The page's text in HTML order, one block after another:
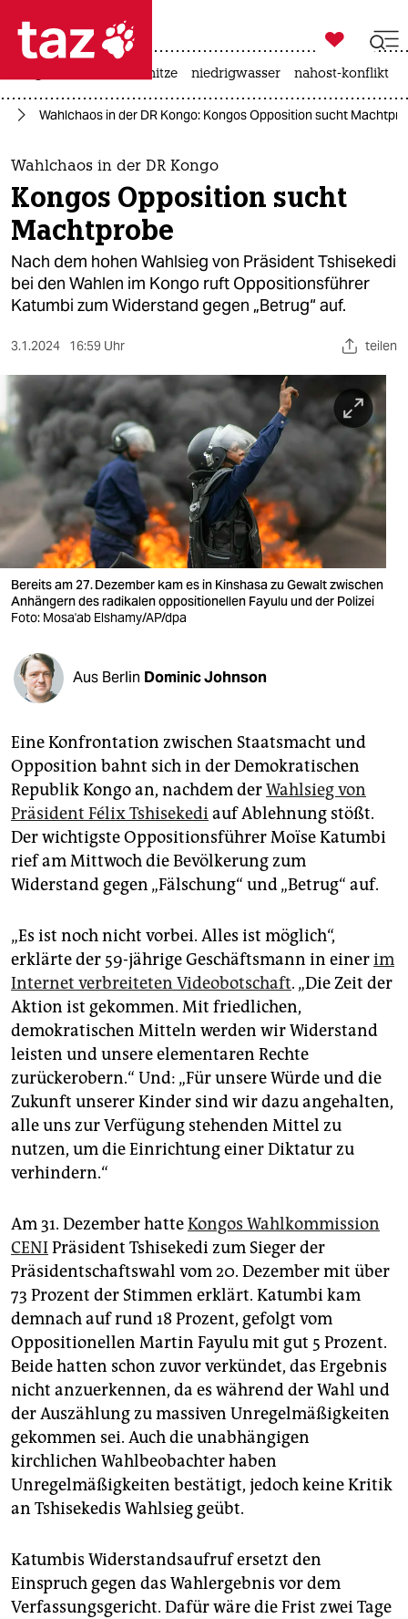
 taz zahl ich
taz zahl ich
themen
politik
öko
gesellschaft
sport
berlin
nord
wahrheit
verlag
verlag
veranstaltungen
fragen & hilfe
abo
genossenschaft
epaper login

taz zahl ich
hitze niedrigwasser nahost-konflikt
Wahlchaos in der DR Kongo: Kongos Opposition sucht
Wahlchaos in der DR Kongo
Kongos Opposition sucht
Machtprobe
Nach dem hohen Wahlsieg von Präsident Tshisekedi
bei den Wahlen im Kongo ruft Oppositionsführer
Katumbi zum Widerstand gegen „Betrug“ auf.
3.1.2024 16:59 Uhr teilen
Bereits am 27. Dezember kam es in Kinshasa zu Gewalt zwischen
Anhängern des radikalen oppositionellen Fayulu und der Polizei
Foto: Mosa'ab Elshamy/AP/dpa
Aus Berlin Dominic Johnson
Eine Konfrontation zwischen Staatsmacht und
Opposition bahnt sich in der Demokratischen
Republik Kongo an, nachdem derWahlsieg von
Präsident Félix Tshisekediauf Ablehnung stößt.
Der wichtigste Oppositionsführer Moïse Katumbi
rief am Mittwoch die Bevölkerung zum
Widerstand gegen „Fälschung“ und „Betrug“ auf.
„Es ist noch nicht vorbei. Alles ist möglich“,
erklärte der 59-jährige Geschäftsmann in einerim
Internet verbreiteten Videobotschaft. „Die Zeit der
Aktion ist gekommen. Mit friedlichen,
demokratischen Mitteln werden wir Widerstand
leisten und unsere elementaren Rechte
zurückerobern.“ Und: „Für unsere Würde und die
Zukunft unserer Kinder sind wir dazu angehalten,
alle uns zur Verfügung stehenden Mittel zu
nutzen, um die Einrichtung einer Diktatur zu
verhindern.“
Am 31. Dezember hatteKongos Wahlkommission
CENIPräsident Tshi­se­kedi zum Sieger der
Präsidentschaftswahl vom 20. Dezember mit über
73 Prozent der Stimmen erklärt. Katumbi kam
demnach auf rund 18 Prozent, gefolgt vom
Oppositionellen Martin Fayulu mit gut 5 Prozent.
Beide hatten schon zuvor verkündet, das Ergebnis
nicht anzuerkennen, da es während der Wahl und
der Auszählung zu massiven Unregelmäßigkeiten
gekommen sei. Auch die unabhängigen
kirchlichen Wahlbeobachter haben
Unregelmäßigkeiten bestätigt, jedoch keine Kritik
an Tshisekedis Wahlsieg geübt.
Katumbis Widerstandsaufruf ersetzt den
Einspruch gegen das Wahlergebnis vor dem
Verfassungsgericht. Dafür wäre die Frist zwei Tage